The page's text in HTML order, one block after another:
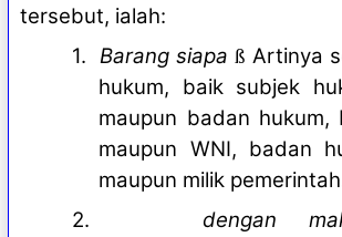
tersebut, ialah:
1. Barang siapa ß Artinya
hukum, baik subjek
maupun badan hukum,
maupun WNI, badan
maupun milik
2.
dengan